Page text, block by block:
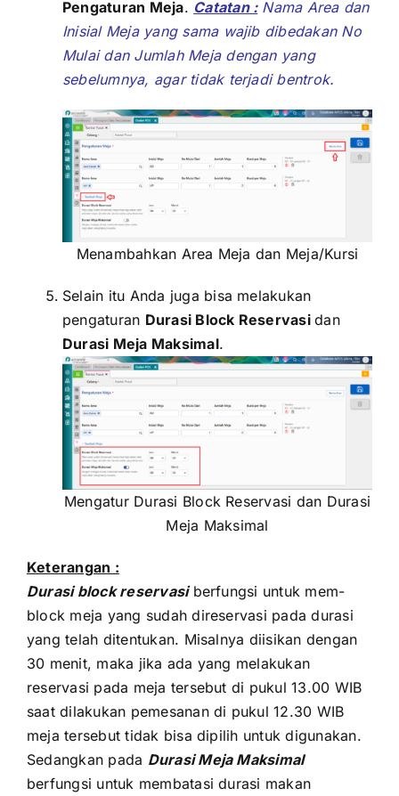
Pengaturan Meja. Catatan :Nama Area dan
Inisial Meja yang sama wajib dibedakan No
Mulai dan Jumlah Meja dengan yang
sebelumnya, agar tidak terjadi bentrok.
Menambahkan Area Meja dan Meja/Kursi
Selain itu Anda juga bisa melakukan
pengaturan Durasi Block Reservasidan
Durasi Meja Maksimal.
Mengatur Durasi Block Reservasi dan Durasi
Meja Maksimal
Keterangan :
Durasi block reservasiberfungsi untuk mem-
block meja yang sudah direservasi pada durasi
yang telah ditentukan. Misalnya diisikan dengan
30 menit, maka jika ada yang melakukan
reservasi pada meja tersebut di pukul 13.00 WIB
saat dilakukan pemesanan di pukul 12.30 WIB
meja tersebut tidak bisa dipilih untuk digunakan.
Sedangkan pada Durasi Meja Maksimal
berfungsi untuk membatasi durasi makan